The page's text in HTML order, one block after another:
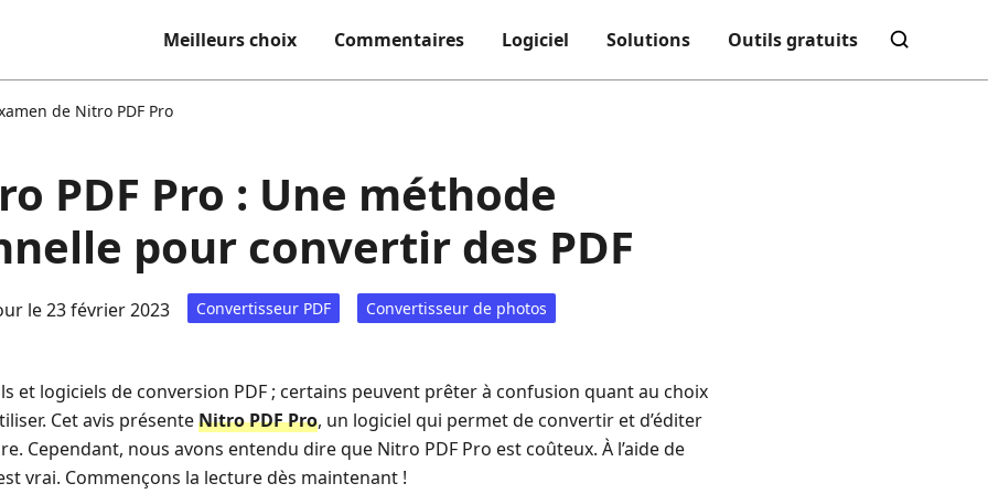
Meilleurs choix Commentaires Logiciel Solutions Outils gratuits
de Nitro PDF Pro
PDF Pro : Une méthode
pour convertir des PDF
le 23 février 2023 Convertisseur PDF Convertisseur de photos
et logiciels de conversion PDF ; certains peuvent prêter à confusion quant au choix
Cet avis présenteNitro PDF Pro, un logiciel qui permet de convertir et d’éditer
Cependant, nous avons entendu dire que Nitro PDF Pro est coûteux. À l’aide de
vrai. Commençons la lecture dès maintenant !